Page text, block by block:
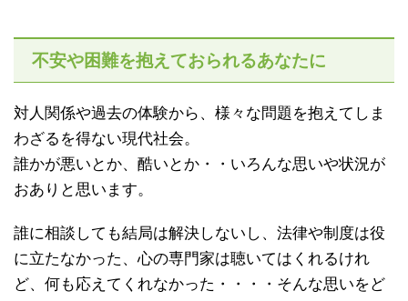
不安や困難を抱えておられるあなたに
対人関係や過去の体験から、様々な問題を抱えてしま
わざるを得ない現代社会。
誰かが悪いとか、酷いとか・・いろんな思いや状況が
おありと思います。
誰に相談しても結局は解決しないし、法律や制度は役
に立たなかった、心の専門家は聴いてはくれるけれ
ど、何も応えてくれなかった・・・・そんな思いをど